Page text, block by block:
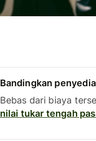
Bandingkan
Bebas dari biaya
nilai tukar tengah